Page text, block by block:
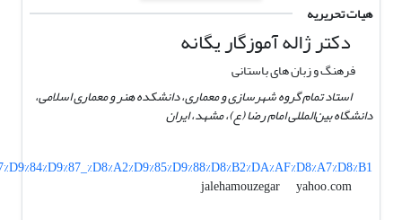
هیات تحریریه
دکتر ژاله آموزگار یگانه
فرهنگ و زبان های باستانی
استاد تمام گروه شهرسازی و معماری، دانشکده هنر و معماری اسلامی،
دانشگاه بین‌المللی امام رضا (ع)، مشهد، ایران
jalehamouzegar
yahoo.com